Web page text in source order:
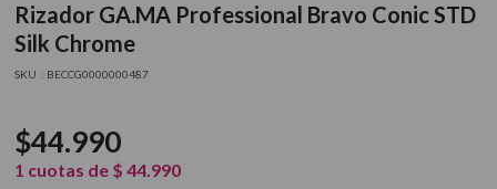
Rizador GA.MA Professional Bravo Conic STD
Silk Chrome
: BECCG0000000487
$44.990
1 cuotas de $ 44.990
3. farmavita
6. gama
7. secador